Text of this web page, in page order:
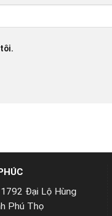
Đại Lộ Hùng
Phú Thọ